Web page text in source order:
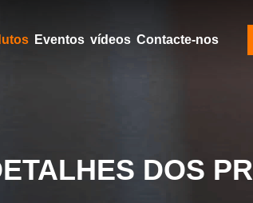
Eventos vídeos Contacte-nos
DOS